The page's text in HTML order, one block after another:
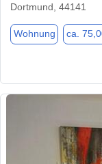
Dortmund, 44141
Wohnung ca.